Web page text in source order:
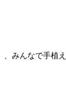
みんなで手植